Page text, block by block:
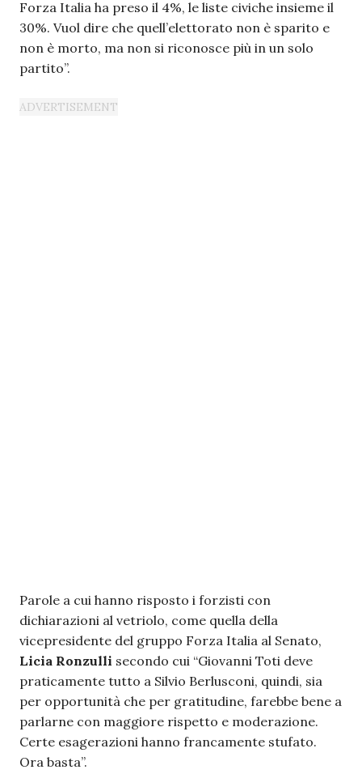
Forza Italia ha preso il 4%, le liste civiche insieme il
30%. Vuol dire che quell’elettorato non è sparito e
non è morto, ma non si riconosce più in un solo
partito”.
Parole a cui hanno risposto i forzisti con
dichiarazioni al vetriolo, come quella della
vicepresidente del gruppo Forza Italia al Senato,
Licia Ronzulli secondo cui “Giovanni Toti deve
praticamente tutto a Silvio Berlusconi, quindi, sia
per opportunità che per gratitudine, farebbe bene a
parlarne con maggiore rispetto e moderazione.
Certe esagerazioni hanno francamente stufato.
Ora basta”.